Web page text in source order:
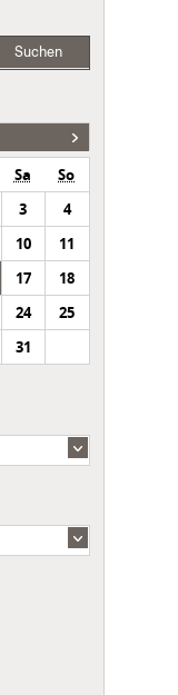
Suchen
Sa
So
3
4
10
11
17
18
24
25
31